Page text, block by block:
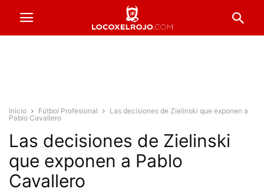
Inicio Fútbol Profesional
Las decisiones de Zielinski que exponen a
Pablo Cavallero
Las decisiones de Zielinski
que exponen a Pablo
Cavallero